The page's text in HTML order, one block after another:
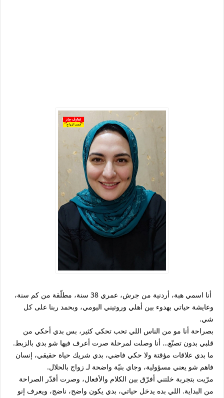
أنا اسمي هبة، أردنية من جرش، عمري 38 سنة، مطلّقة من كم سنة،
وعايشة حياتي بهدوء بين أهلي وروتيني اليومي، وبحمد ربنا على كل
شي.
بصراحة أنا مو من الناس اللي تحب تحكي كثير، بس بدي أحكي من
قلبي بدون تصنّع… أنا وصلت لمرحلة صرت أعرف فيها شو بدي بالزبط.
ما بدي علاقات مؤقتة ولا حكي فاضي، بدي شريك حياة حقيقي، إنسان
فاهم شو يعني مسؤولية، وجاي بنيّة واضحة لـ زواج بالحلال.
مرّيت بتجربة خلتني أفرّق بين الكلام والأفعال، وصرت أقدّر الصراحة
من البداية. اللي بده يدخل حياتي، بدي يكون واضح، ناضج، ويعرف إنو